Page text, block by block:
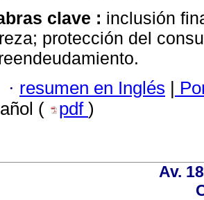
clave : inclusión
protección del
· resumen en Inglés |
(
pdf )
Av.